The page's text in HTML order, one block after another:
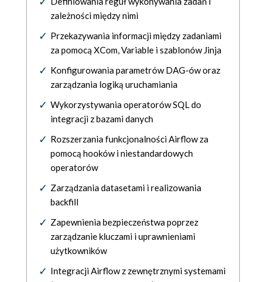
zależności między nimi
Przekazywania informacji między zadaniami
za pomocą XCom, Variable i szablonów Jinja
Konfigurowania parametrów DAG-ów oraz
zarządzania logiką uruchamiania
Wykorzystywania operatorów SQL do
integracji z bazami danych
Rozszerzania funkcjonalności Airflow za
pomocą hooków i niestandardowych
operatorów
Zarządzania datasetami i realizowania
backfill
Zapewnienia bezpieczeństwa poprzez
zarządzanie kluczami i uprawnieniami
użytkowników
Integracji Airflow z zewnętrznymi systemami